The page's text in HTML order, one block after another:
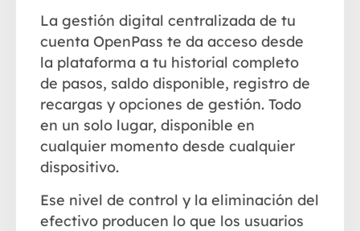
La gestión digital centralizada de tu
cuenta OpenPass te da acceso desde
la plataforma a tu historial completo
de pasos, saldo disponible, registro de
recargas y opciones de gestión. Todo
en un solo lugar, disponible en
cualquier momento desde cualquier
dispositivo.
Ese nivel de control y la eliminación del
efectivo producen lo que los usuarios